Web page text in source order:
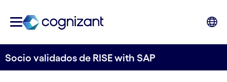
Socio validados de RISE with SAP